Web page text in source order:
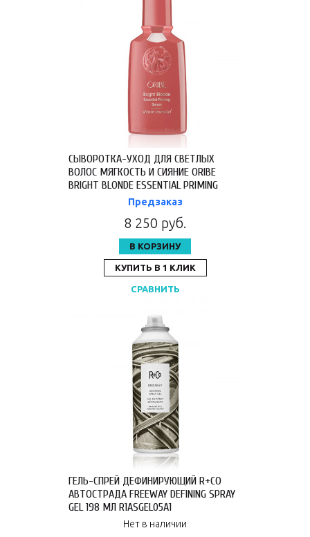
СЫВОРОТКА-УХОД ДЛЯ СВЕТЛЫХ
ВОЛОС МЯГКОСТЬ И СИЯНИЕ ORIBE
BRIGHT BLONDE ESSENTIAL PRIMING
SERUM 100 МЛ OR615
Предзаказ
8 250 руб.
В КОРЗИНУ
КУПИТЬ В 1 КЛИК
СРАВНИТЬ
ГЕЛЬ-СПРЕЙ ДЕФИНИРУЮЩИЙ R+CO
АВТОСТРАДА FREEWAY DEFINING SPRAY
GEL 198 МЛ R1ASGEL05A1
Нет в наличии